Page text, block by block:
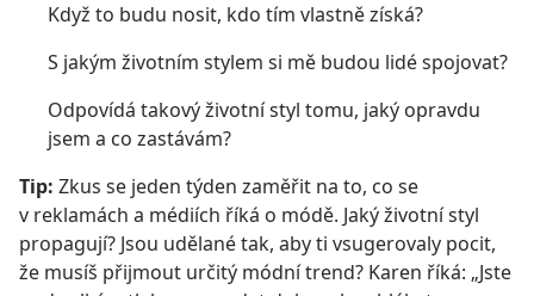
Když to budu nosit, kdo tím vlastně získá?
S jakým životním stylem si mě budou lidé spojovat?
Odpovídá takový životní styl tomu, jaký opravdu
jsem a co zastávám?
Tip: Zkus se jeden týden zaměřit na to, co se
v reklamách a médiích říká o módě. Jaký životní styl
propagují? Jsou udělané tak, aby ti vsugerovaly pocit,
že musíš přijmout určitý módní trend? Karen říká: „Jste